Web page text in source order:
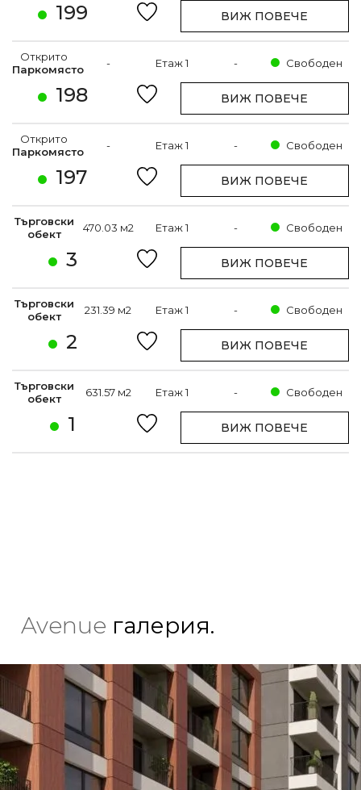
199 ВИЖ ПОВЕЧЕ
198
Открито
Паркомясто
- Етаж 1 - Свободен
ВИЖ ПОВЕЧЕ
197
Открито
Паркомясто
- Етаж 1 - Свободен
ВИЖ ПОВЕЧЕ
3
Търговски
обект
470.03 м2 Етаж 1 - Свободен
ВИЖ ПОВЕЧЕ
2
Търговски
обект
231.39 м2 Етаж 1 - Свободен
ВИЖ ПОВЕЧЕ
1
Търговски
обект
631.57 м2 Етаж 1 - Свободен
ВИЖ ПОВЕЧЕ
Avenue галерия.